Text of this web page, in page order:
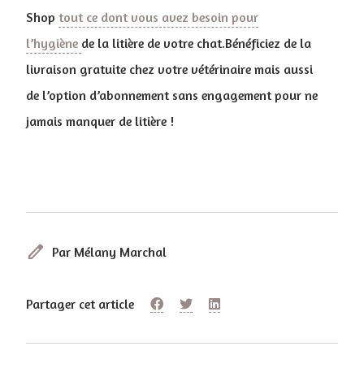
Shop tout ce dont vous avez besoin pour
l’hygiène de la litière de votre chat.Bénéficiez de la
livraison gratuite chez votre vétérinaire mais aussi
de l’option d’abonnement sans engagement pour ne
jamais manquer de litière !
edit Par Mélany Marchal
Partager cet article